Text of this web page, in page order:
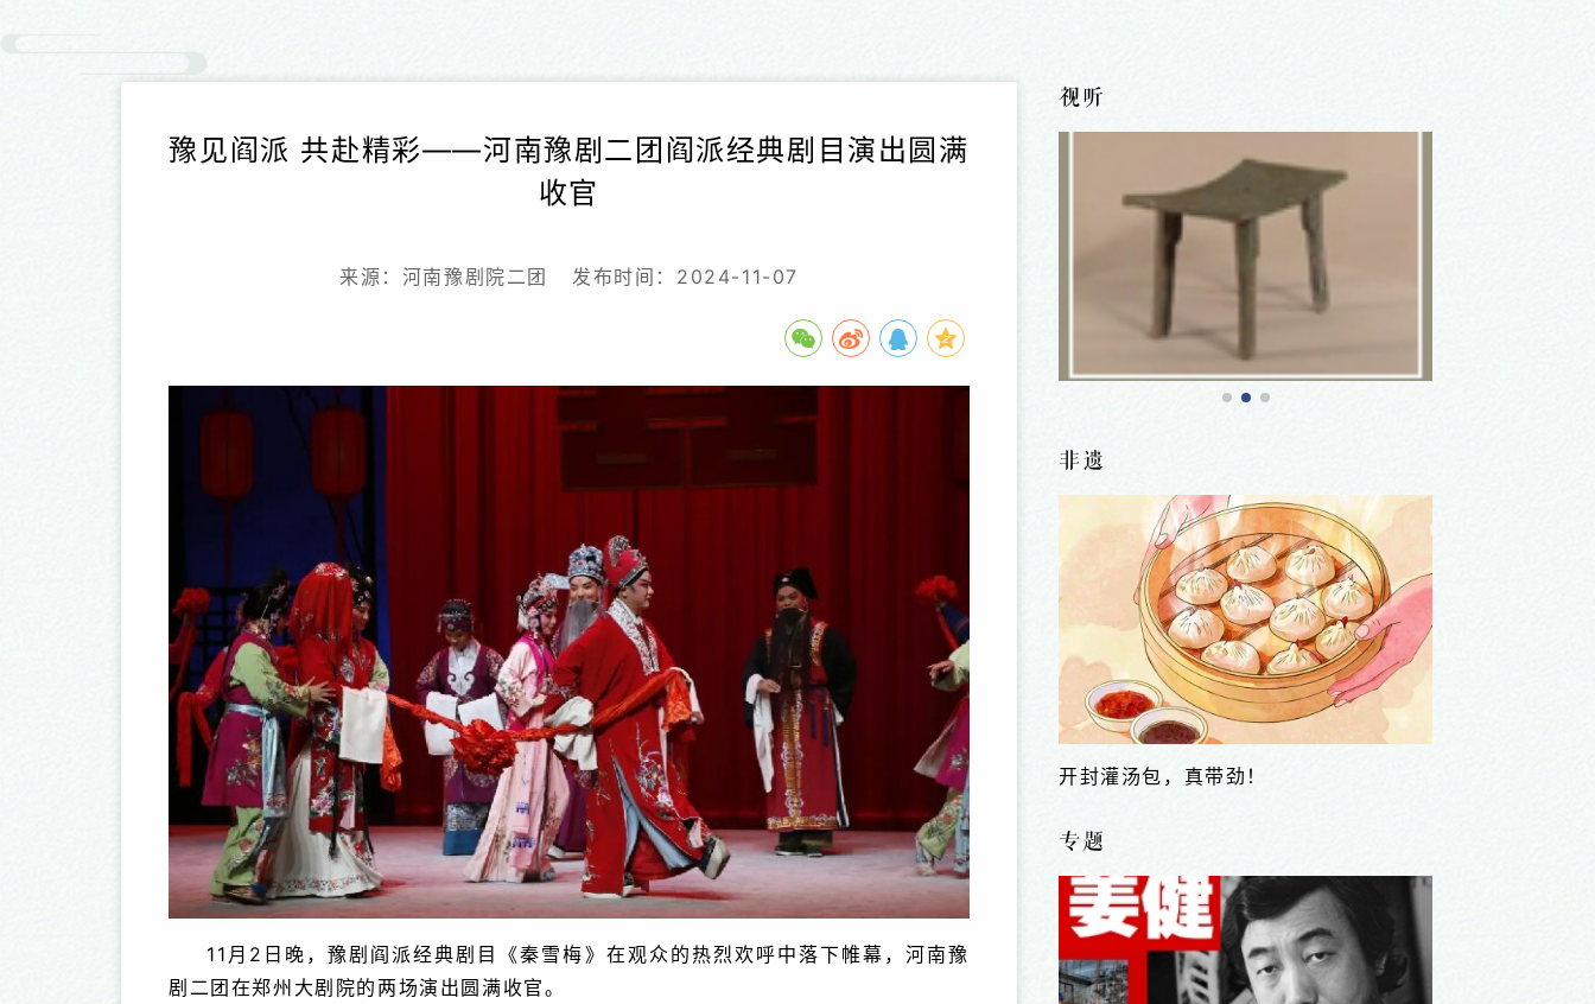
豫见阎派 共赴精彩——河南豫剧二团阎派经典剧目演出圆满
收官
来源：河南豫剧院二团 发布时间：2024-11-07
11月2日晚，豫剧阎派经典剧目《秦雪梅》在观众的热烈欢呼中落下帷幕，河南豫
剧二团在郑州大剧院的两场演出圆满收官。
视听
非遗
千年泥砚焕新生
专题